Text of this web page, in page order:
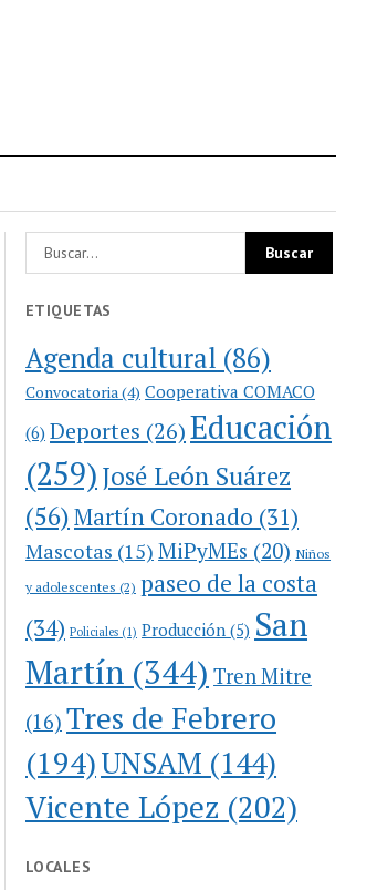
ETIQUETAS
Agenda cultural (86)
Convocatoria (4) Cooperativa COMACO
(6) Deportes (26)Educación
(259)José León Suárez
(56)Martín Coronado (31)
Mascotas (15) MiPyMEs (20) Niños
y adolescentes (2) paseo de la costa
(34) Policiales (1) Producción (5) San
Martín (344) Tren Mitre
(16) Tres de Febrero
(194)UNSAM (144)
Vicente López (202)
LOCALES